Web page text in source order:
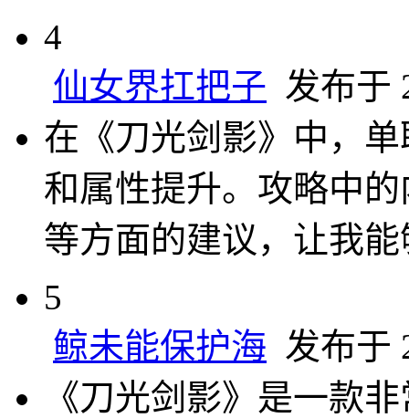
4
仙女界扛把子 发布于
在《刀光剑影》中，
和属性提升。攻略中
等方面的建议，让我
5
鲸未能保护海 发布于
《刀光剑影》是一款